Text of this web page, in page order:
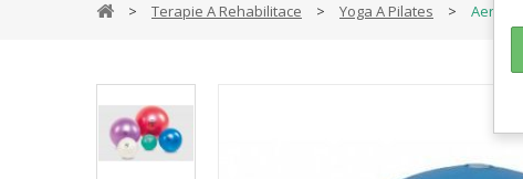
Terapie A Rehabilitace Yoga A Pilates Aerobic